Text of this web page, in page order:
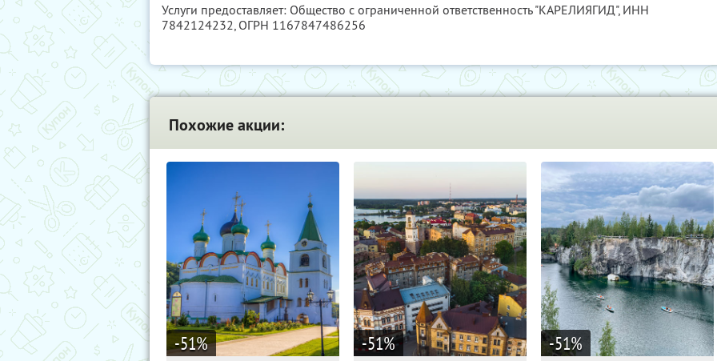
Услуги предоставляет: Общество с ограниченной ответственность "КАРЕЛИЯГИД", ИНН
7842124232, ОГРН 1167847486256
Похожие акции:
-51% -51% -51%